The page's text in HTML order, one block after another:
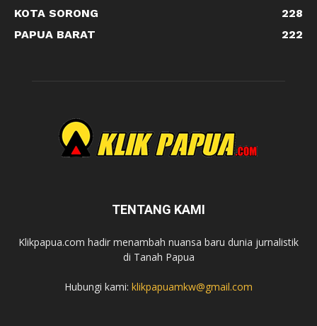
KOTA SORONG
228
PAPUA BARAT
222
TENTANG KAMI
Klikpapua.com hadir menambah nuansa baru dunia jurnalistik
di Tanah Papua
Hubungi kami: klikpapuamkw@gmail.com